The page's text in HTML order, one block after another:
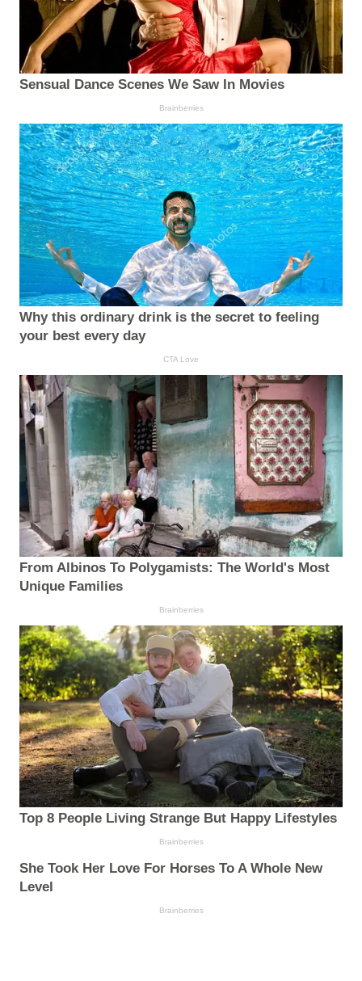
Sensual Dance Scenes We Saw In Movies
Brainberries
Why this ordinary drink is the secret to feeling
your best every day
CTA Love
From Albinos To Polygamists: The World's Most
Unique Families
Brainberries
Top 8 People Living Strange But Happy Lifestyles
Brainberries
She Took Her Love For Horses To A Whole New
Level
Brainberries